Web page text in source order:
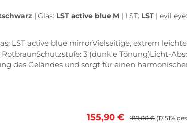
| Glas: LST active blue M | LST: LST | evil eye:
LST active blue mirrorVielseitige, extrem
3 (dunkle Tönung)Licht-
des Geländes und sorgt für einen
Verkaufspreis:
155,90 € Regulärer Preis:
189,00 € (17.51%